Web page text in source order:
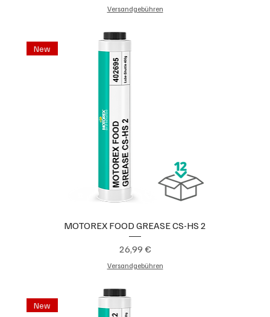
Versandgebühren
New
MOTOREX FOOD GREASE CS-HS 2
Preis
26,99 €
Versandgebühren
New